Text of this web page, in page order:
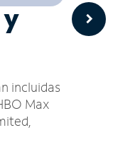
incluidas
Max